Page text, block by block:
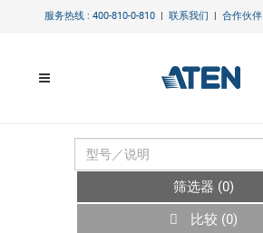
服务热线 : 400-810-0-810 | 联系我们 | 合作伙伴
筛选器 (0)
比较 (0)